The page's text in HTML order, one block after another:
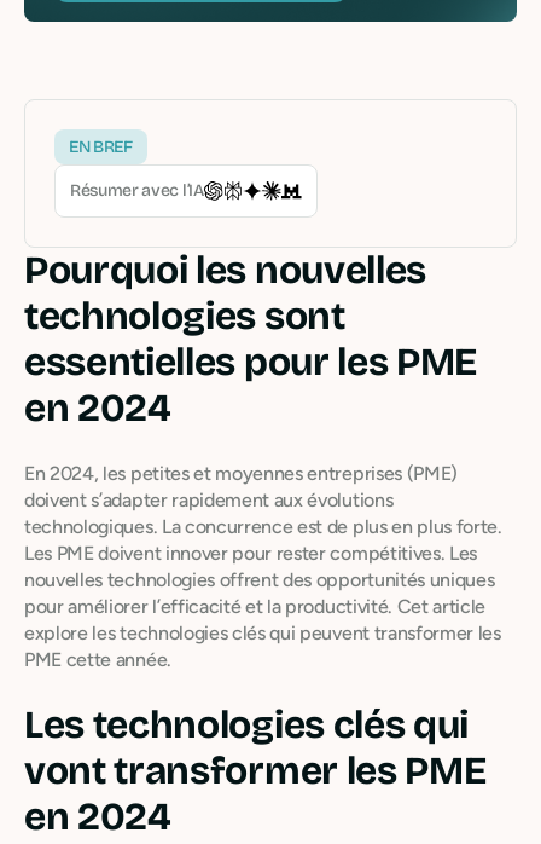
EN BREF
Résumer avec l’IA
Pourquoi les nouvelles
technologies sont
essentielles pour les PME
en 2024
En 2024, les petites et moyennes entreprises (PME)
doivent s’adapter rapidement aux évolutions
technologiques. La concurrence est de plus en plus forte.
Les PME doivent innover pour rester compétitives. Les
nouvelles technologies offrent des opportunités uniques
pour améliorer l’efficacité et la productivité. Cet article
explore les technologies clés qui peuvent transformer les
PME cette année.
Les technologies clés qui
vont transformer les PME
en 2024